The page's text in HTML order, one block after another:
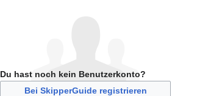
Du hast noch kein Benutzerkonto?
Bei SkipperGuide registrieren